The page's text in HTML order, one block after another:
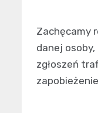
Zachęcamy
danej
zgłoszeń